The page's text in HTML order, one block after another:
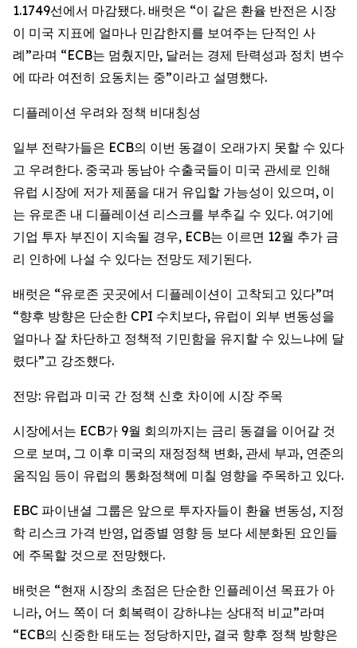
1.1749선에서 마감됐다. 배럿은 “이 같은 환율 반전은 시장
이 미국 지표에 얼마나 민감한지를 보여주는 단적인 사
례”라며 “ECB는 멈췄지만, 달러는 경제 탄력성과 정치 변수
에 따라 여전히 요동치는 중”이라고 설명했다.
디플레이션 우려와 정책 비대칭성
일부 전략가들은 ECB의 이번 동결이 오래가지 못할 수 있다
고 우려한다. 중국과 동남아 수출국들이 미국 관세로 인해
유럽 시장에 저가 제품을 대거 유입할 가능성이 있으며, 이
는 유로존 내 디플레이션 리스크를 부추길 수 있다. 여기에
기업 투자 부진이 지속될 경우, ECB는 이르면 12월 추가 금
리 인하에 나설 수 있다는 전망도 제기된다.
배럿은 “유로존 곳곳에서 디플레이션이 고착되고 있다”며
“향후 방향은 단순한 CPI 수치보다, 유럽이 외부 변동성을
얼마나 잘 차단하고 정책적 기민함을 유지할 수 있느냐에 달
렸다”고 강조했다.
전망: 유럽과 미국 간 정책 신호 차이에 시장 주목
시장에서는 ECB가 9월 회의까지는 금리 동결을 이어갈 것
으로 보며, 그 이후 미국의 재정정책 변화, 관세 부과, 연준의
움직임 등이 유럽의 통화정책에 미칠 영향을 주목하고 있다.
EBC 파이낸셜 그룹은 앞으로 투자자들이 환율 변동성, 지정
학 리스크 가격 반영, 업종별 영향 등 보다 세분화된 요인들
에 주목할 것으로 전망했다.
배럿은 “현재 시장의 초점은 단순한 인플레이션 목표가 아
니라, 어느 쪽이 더 회복력이 강하냐는 상대적 비교”라며
“ECB의 신중한 태도는 정당하지만, 결국 향후 정책 방향은